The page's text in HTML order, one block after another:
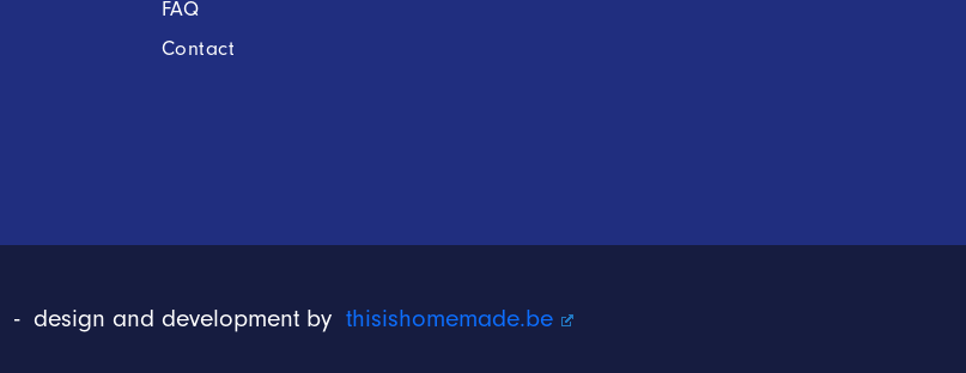
FAQ
Contact
- design and development bythisishomemade.be